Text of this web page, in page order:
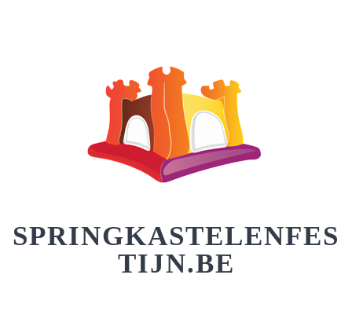
SPRINGKASTELENFES
TIJN.BE